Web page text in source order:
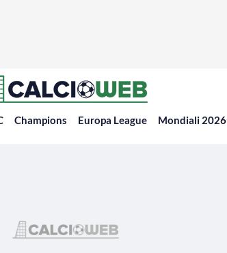
Champions Europa League Mondiali 2026